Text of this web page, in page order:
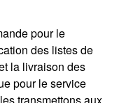
pour le
des listes de
la livraison des
pour le service
transmettons aux